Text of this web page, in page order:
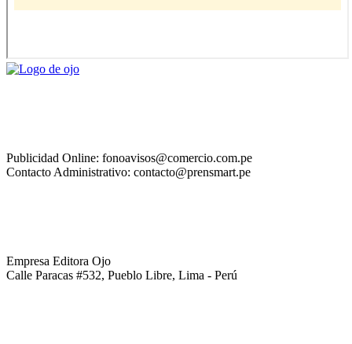
Publicidad Online: fonoavisos@comercio.com.pe
Contacto Administrativo: contacto@prensmart.pe
Empresa Editora Ojo
Calle Paracas #532, Pueblo Libre, Lima - Perú